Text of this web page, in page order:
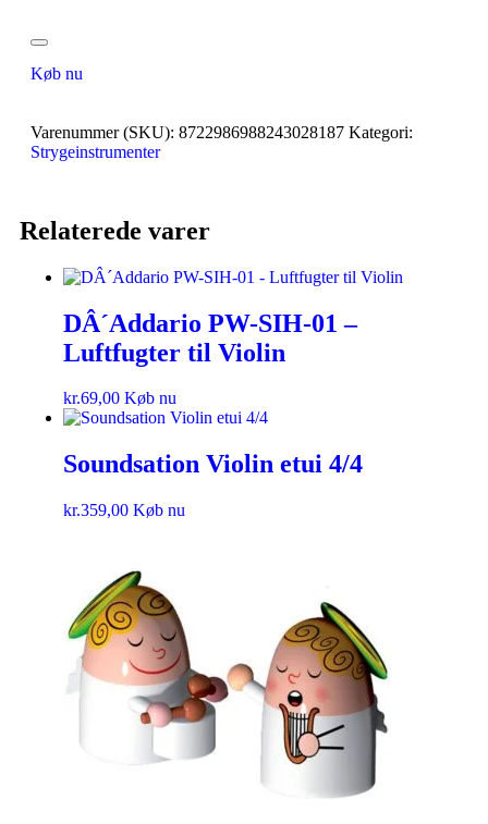
Køb nu
Varenummer (SKU): 8722986988243028187 Kategori:
Strygeinstrumenter
Relaterede varer
DÂ´Addario PW-SIH-01 –
Luftfugter til Violin
kr.69,00 Køb nu
Soundsation Violin etui 4/4
kr.359,00 Køb nu